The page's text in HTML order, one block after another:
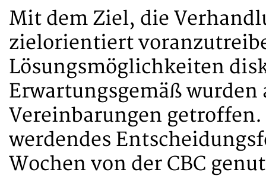
Mit dem Ziel, die
zielorientiert
Lösungsmöglichkeiten
Erwartungsgemäß
Vereinbarungen
werdendes
Wochen von der CBC